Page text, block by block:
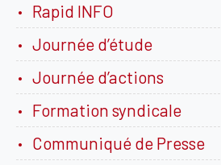
Rapid INFO
Journée d’étude
Journée d’actions
Formation syndicale
Communiqué de Presse